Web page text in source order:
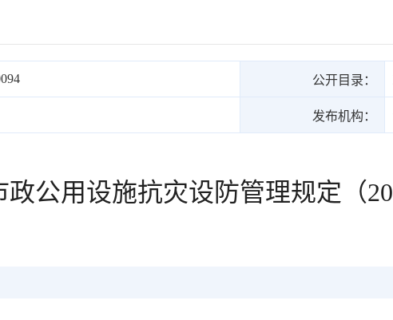
公开目录：
发布机构：
政公用设施抗灾设防管理规定（